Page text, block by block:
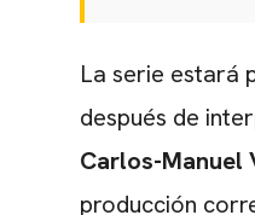
La serie estará
después de
Carlos-Manuel
producción